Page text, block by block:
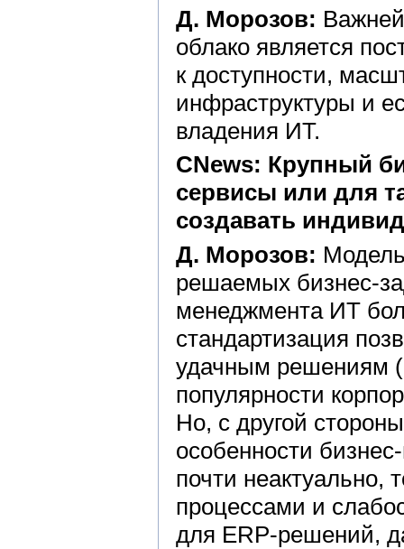
Д. Морозов:
облако является
к доступности,
инфраструктуры и
владения ИТ.
CNews: Крупный
сервисы или для
создавать
Д. Морозов:
решаемых бизнес-
менеджмента ИТ
стандартизация
удачным решениям
популярности
Но, с другой
особенности
почти неактуально,
процессами и
для ERP-решений,